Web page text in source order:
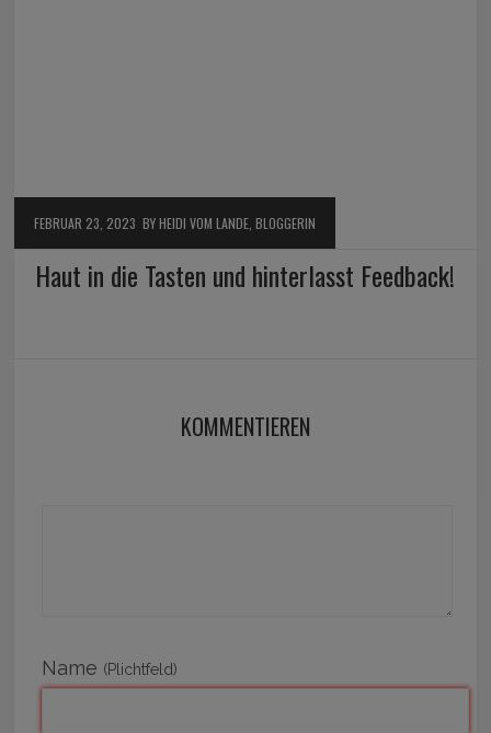
FEBRUAR 23, 2023 BY HEIDI VOM LANDE, BLOGGERIN
Haut in die Tasten und hinterlasst Feedback!
KOMMENTIEREN
Name (Plichtfeld)